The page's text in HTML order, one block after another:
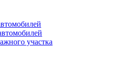
участка